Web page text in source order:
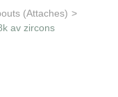
(Attaches) >
av zircons